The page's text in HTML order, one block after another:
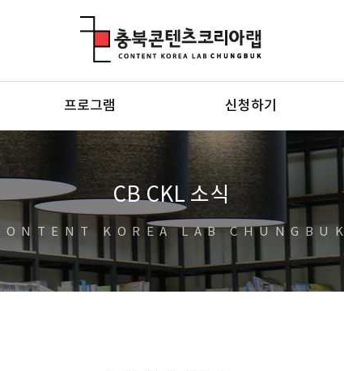
프로그램 신청하기
CB CKL 소식
KOREA LAB CHUNGBUK